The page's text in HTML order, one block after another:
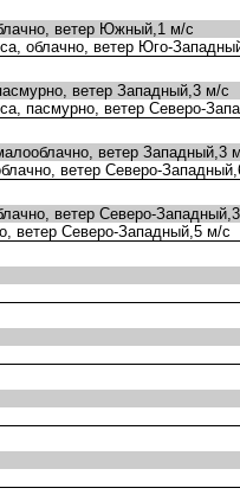
ветер Южный,1 м/с
облачно, ветер Юго-
ветер Западный,3 м/с
пасмурно, ветер Северо-
ветер Западный,3
ветер Северо-
ветер Северо-
ветер Северо-Западный,5 м/с